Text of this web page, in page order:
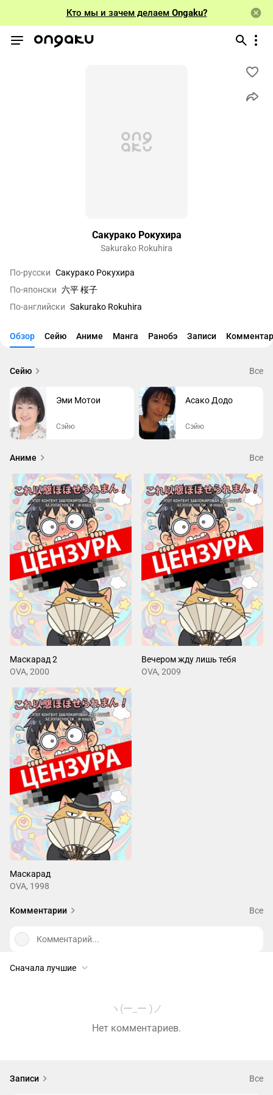
Кто мы и зачем делаем Ongaku?
Сакурако Рокухира
Sakurako Rokuhira
По-русски Сакурако Рокухира
По-японски 六平 桜子
По-английски Sakurako Rokuhira
Обзор Сейю Аниме Манга Ранобэ Записи
Сейю Все
Эми Мотои
Сэйю
Асако Додо
Сэйю
Аниме Все
Маскарад 2
OVA, 2000
Вечером жду лишь тебя
OVA, 2009
Маскарад
OVA, 1998
Комментарии Все
Комментарий...
Сначала лучшие
ヽ(ー_ー )ノ
Нет комментариев.
Записи Все